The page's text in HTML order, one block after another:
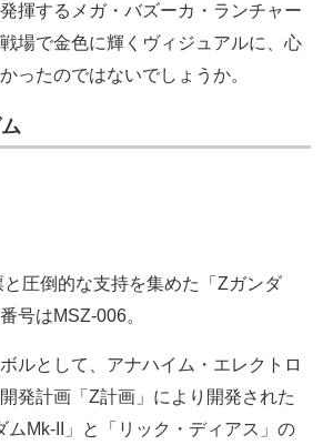
揮するメガ・バズーカ・ランチャー
場で金色に輝くヴィジュアルに、心
ったのではないでしょうか。
圧倒的な支持を集めた「Zガンダ
号はMSZ-006。
ルとして、アナハイム・エレクトロ
発計画「Z計画」により開発された
ムMk-II」と「リック・ディアス」の